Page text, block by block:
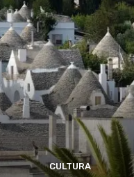
CULTURA